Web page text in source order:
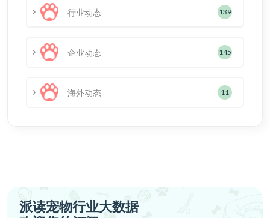
行业动态 139
企业动态 145
海外动态 11
派读宠物行业大数据